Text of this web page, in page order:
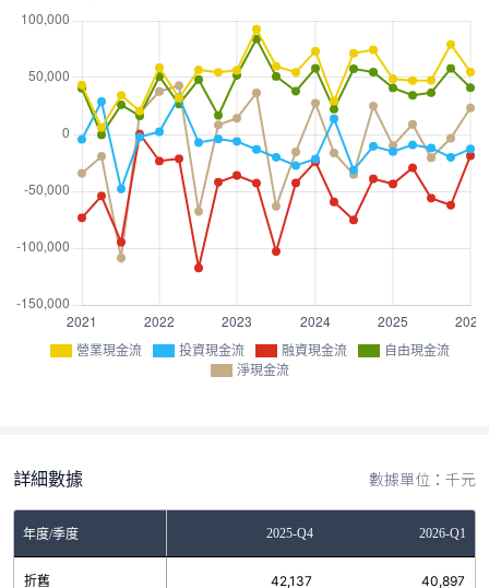
營業現金流 投資現金流 融資現金流
自由現金流
淨現金流
詳細數據 數據單位：千元
年度/季度 2025-Q4 2026-Q1
折舊 42,137 40,897